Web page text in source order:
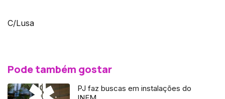
C/Lusa
Pode também gostar
PJ faz buscas em instalações do